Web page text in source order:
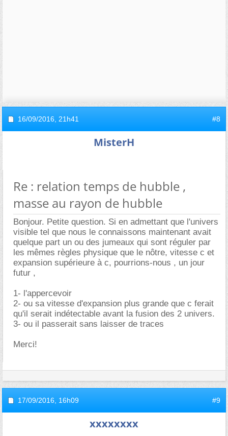
16/09/2016, 21h41 #8
MisterH
Re : relation temps de hubble ,
masse au rayon de hubble
Bonjour. Petite question. Si en admettant que l'univers
visible tel que nous le connaissons maintenant avait
quelque part un ou des jumeaux qui sont réguler par
les mêmes règles physique que le nôtre, vitesse c et
expansion supérieure à c, pourrions-nous , un jour
futur ,
1- l'appercevoir
2- ou sa vitesse d'expansion plus grande que c ferait
qu'il serait indétectable avant la fusion des 2 univers.
3- ou il passerait sans laisser de traces
Merci!
17/09/2016, 16h09 #9
xxxxxxxx